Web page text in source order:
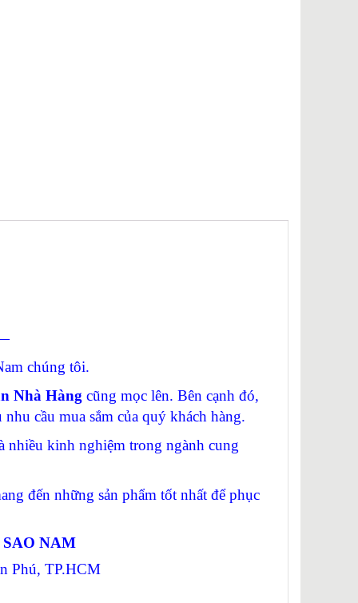
chúng tôi.
Nhà Hàng cũng mọc lên. Bên cạnh đó,
cầu mua sắm của quý khách hàng.
nhiều kinh nghiệm trong ngành cung
đến những sản phẩm tốt nhất để phục
NAM
Phú, TP.HCM